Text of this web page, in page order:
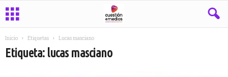
Inicio Etiquetas Lucas masciano
Etiqueta: lucas masciano